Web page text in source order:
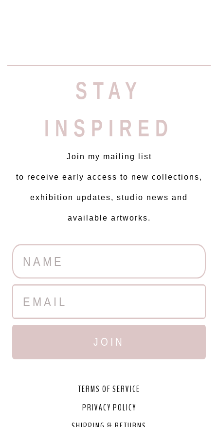
STAY
INSPIRED
Join my mailing list
to receive early access to new collections,
exhibition updates, studio news and
available artworks.
JOIN
TERMS OF SERVICE
PRIVACY POLICY